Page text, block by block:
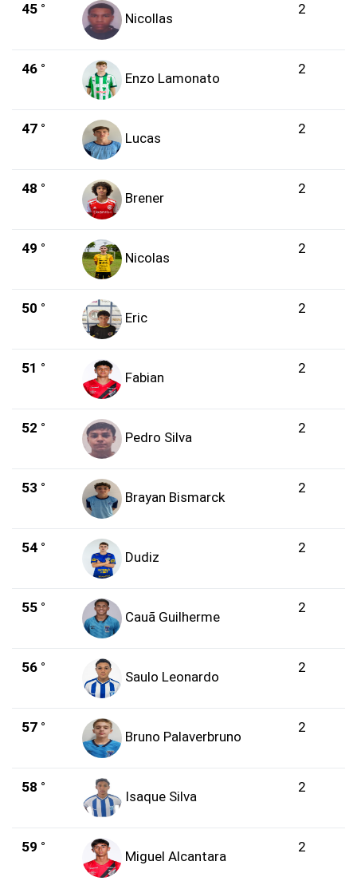
45 °
Nicollas
2
46 °
Enzo Lamonato
2
47 °
Lucas
2
48 °
Brener
2
49 °
Nicolas
2
50 °
Eric
2
51 °
Fabian
2
52 °
Pedro Silva
2
53 °
Brayan Bismarck
2
54 °
Dudiz
2
55 °
Cauã Guilherme
2
56 °
Saulo Leonardo
2
57 °
Bruno Palaverbruno
2
58 °
Isaque Silva
2
59 °
Miguel Alcantara
2